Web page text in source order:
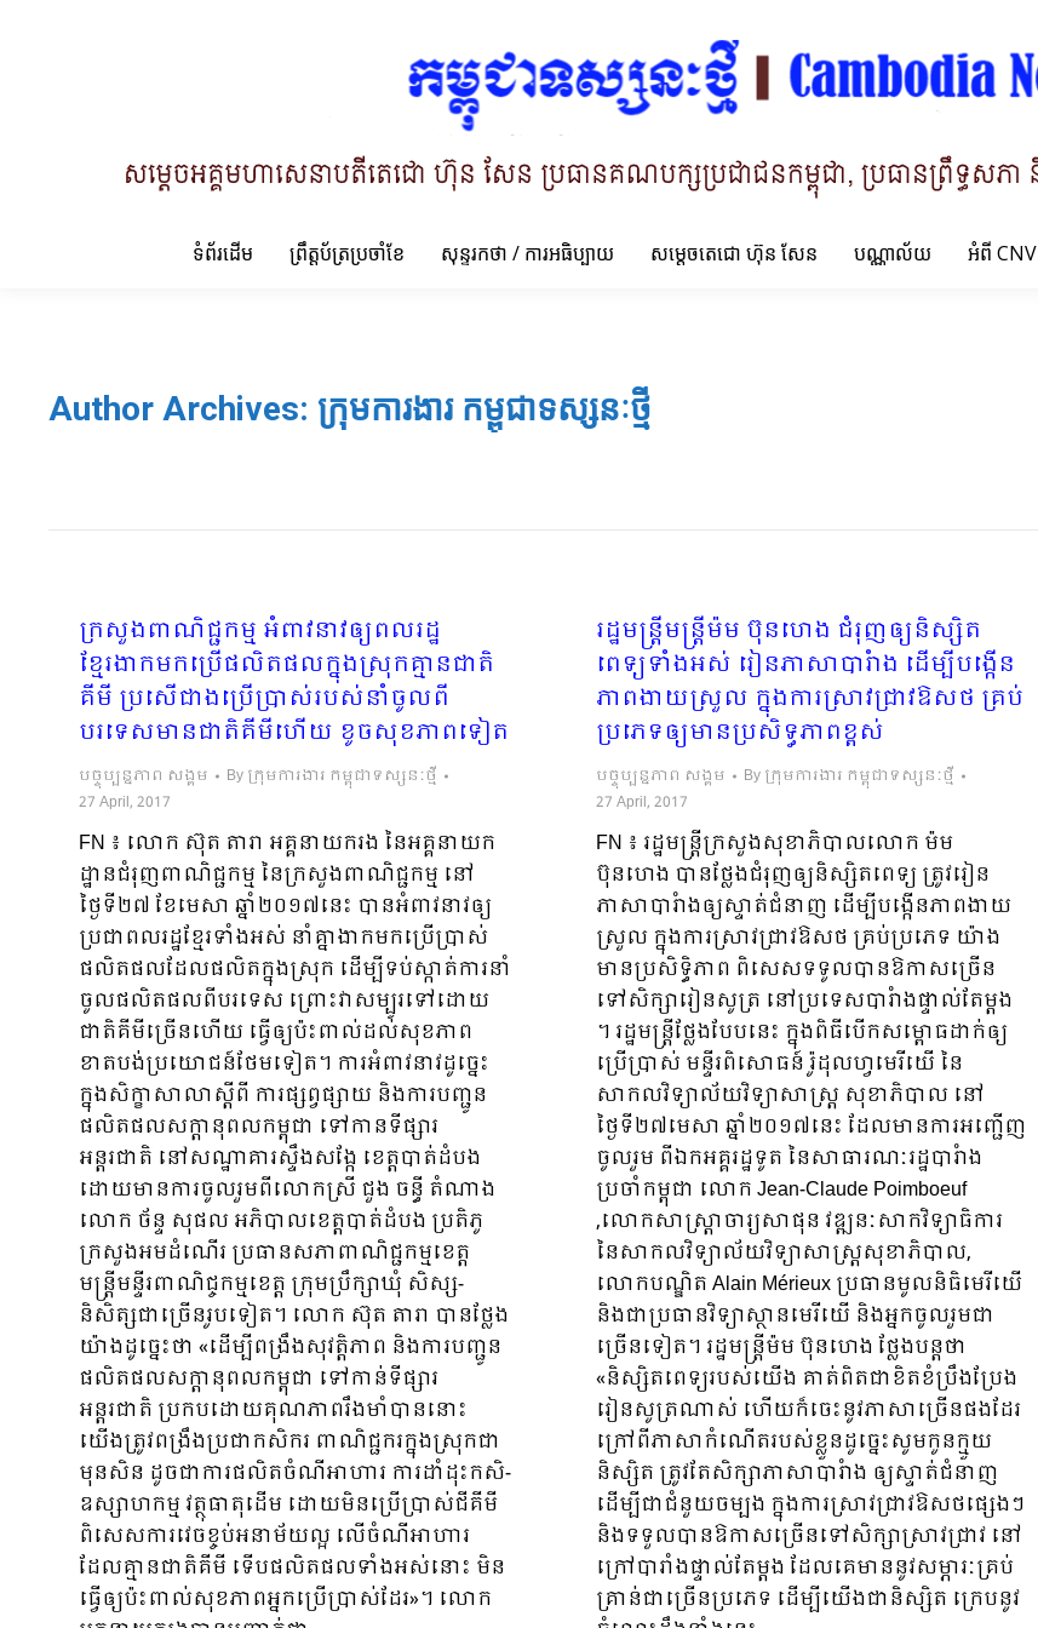
ទំព័រដើម ព្រឹត្តប័ត្រប្រចាំខែ សុន្ទរកថា / ការអធិប្បាយ សម្តេចតេជោ ហ៊ុន សែន បណ្ណាល័យ អំពី CNV
Author Archives: ក្រុមការងារ កម្ពុជាទស្សនៈថ្មី
ក្រសួងពាណិជ្ជកម្ម អំពាវនាវឲ្យពលរដ្ឋ
ខ្មែរងាកមកប្រើផលិតផលក្នុងស្រុកគ្មានជាតិ
គីមី ប្រសើជាងប្រើប្រាស់របស់នាំចូលពី
បរទេសមានជាតិគីមីហើយ ខូចសុខភាពទៀត
បច្ចុប្បន្នភាព សង្គម By ក្រុមការងារ កម្ពុជាទស្សនៈថ្មី
27 April, 2017
FN ៖ លោក ស៊ុត តារា អគ្គនាយករង នៃអគ្គនាយក
ដ្ឋានជំរុញពាណិជ្ជកម្ម នៃក្រសួងពាណិជ្ជកម្ម នៅ
ថ្ងៃទី២៧ ខែមេសា ឆ្នាំ២០១៧នេះ បានអំពាវនាវឲ្យ
ប្រជាពលរដ្ឋខ្មែរទាំងអស់ នាំគ្នាងាកមកប្រើប្រាស់
ផលិតផលដែលផលិតក្នុងស្រុក ដើម្បីទប់ស្កាត់ការនាំ
ចូលផលិតផលពីបរទេស ព្រោះវាសម្បូរទៅដោយ
ជាតិគីមីច្រើនហើយ ធ្វើឲ្យប៉ះពាល់ដល់សុខភាព
ខាតបង់ប្រយោជន៍ថែមទៀត។ ការអំពាវនាវដូច្នេះ
ក្នុងសិក្ខាសាលាស្តីពី ការផ្សព្វផ្សាយ និងការបញ្ជូន
ផលិតផលសក្តានុពលកម្ពុជា ទៅកានទីផ្សារ
អន្តរជាតិ នៅសណ្ឋាគារស្ទឹងសង្កែ ខេត្តបាត់ដំបង
ដោយមានការចូលរួមពីលោកស្រី ជួង ចន្ធី តំណាង
លោក ច័ន្ទ សុផល អភិបាលខេត្តបាត់ដំបង ប្រតិភូ
ក្រសួងអមដំណើរ ប្រធានសភាពាណិជ្ជកម្មខេត្ត
មន្រ្តីមន្ទីរពាណិជ្ចកម្មខេត្ត ក្រុមប្រឹក្សាឃុំ សិស្ស-
និសិត្សជាច្រើនរូបទៀត។ លោក ស៊ុត តារា បានថ្លែង
យ៉ាងដូច្នេះថា «ដើម្បីពង្រឹងសុវត្តិភាព និងការបញ្ជូន
ផលិតផលសក្តានុពលកម្ពុជា ទៅកាន់ទីផ្សារ
អន្តរជាតិ ប្រកបដោយគុណភាពរឹងមាំបាននោះ
យើងត្រូវពង្រឹងប្រជាកសិករ ពាណិជ្ជករក្នុងស្រុកជា
មុនសិន ដូចជាការផលិតចំណីអាហារ ការដាំដុះកសិ-
ឧស្សាហកម្ម វត្ថុធាតុដើម ដោយមិនប្រើប្រាស់ជីគីមី
ពិសេសការវេចខ្ចប់អនាម័យល្អ លើចំណីអាហារ
ដែលគ្មានជាតិគីមី ទើបផលិតផលទាំងអស់នោះ មិន
ធ្វើឲ្យប៉ះពាល់សុខភាពអ្នកប្រើប្រាស់ដែរ»។ លោក
រដ្ឋមន្ដ្រីមន្ដ្រីម៉ម ប៊ុនហេង ជំរុញឲ្យនិស្សិត​
ពេទ្យ​ទាំងអស់ រៀនភាសាបារំាង ដើម្បីបង្កើន​
ភាពងាយស្រួល ក្នុងការស្រាវជ្រាវឱសថ គ្រប់
ប្រភេទឲ្យមានប្រសិទ្ធភាពខ្ពស់
បច្ចុប្បន្នភាព សង្គម By ក្រុមការងារ កម្ពុជាទស្សនៈថ្មី
27 April, 2017
FN ៖ រដ្ឋមន្ដ្រីក្រសួងសុខាភិបាលលោក ម៉ម
ប៊ុនហេង បានថ្លែងជំរុញឲ្យនិស្សិតពេទ្យ ត្រូវរៀន
ភាសាបារំាងឲ្យស្ទាត់​ជំនាញ ដើម្បីបង្កើនភាពងាយ
ស្រួល ក្នុងការស្រាវជ្រាវឱសថ គ្រប់ប្រភេទ យ៉ាង
មានប្រសិទិ្ធភាព ពិសេសទទូលបានឱកាស​ច្រើន
ទៅសិក្សារៀនសូត្រ នៅប្រទេសបារំាងផ្ទាល់តែម្ដង
។ រដ្ឋមន្ដ្រីថ្លែងបែបនេះ ក្នុងពិធីបើកសម្ពោធដាក់ឲ្យ
ប្រើប្រាស់ មន្ទីរពិសោធន៍ រ៉ូដុលហ្វមេរីយើ នៃ
សាកលវិទ្យាល័យវិទ្យាសាស្ដ្រ សុខាភិបាល នៅ
ថ្ងៃទី២៧មេសា ឆ្នាំ២០១៧នេះ ដែលមានការអញ្ជើញ
ចូលរួម ពីឯកអគ្គរដ្ឋទូត នៃសាធារណៈរដ្ឋបារំាង
ប្រចាំកម្ពុជា លោក Jean-Claude Poimboeuf
,លោកសាស្ដ្រាចារ្យសាផុន វឌ្ឍនៈសាកវិទ្យាធិការ
នៃសាកលវិទ្យាល័យ​វិទ្យាសាស្ដ្រ​សុខាភិបាល,
លោកបណ្ឌិត Alain Mérieux ប្រធានមូលនិធិមេរីយើ
និងជាប្រធានវិទ្យាស្ថានមេរីយើ និងអ្នកចូលរួមជា
ច្រើនទៀត។ រដ្ឋមន្ដ្រីម៉ម ប៊ុនហេង ថ្លែងបន្ដថា
«និស្សិតពេទ្យរបស់យើង គាត់ពិតជាខិតខំប្រឹងប្រែង
រៀនសូត្រណាស់ ហើយក៏ចេះនូវភាសាច្រើនផងដែរ
ក្រៅពីភាសាកំណើតរបស់ខ្លួនដូច្នេះសូមកូនក្មួយ
និស្សិត ត្រូវតែសិក្សាភាសាបារំាង ឲ្យស្ទាត់ជំនាញ
ដើម្បីជាជំនួយចម្បង ក្នុងការស្រាវជ្រាវឱសថផ្សេងៗ
និងទទួលបានឱកាសច្រើនទៅសិក្សាស្រាវជ្រាវ នៅ
ក្រៅបារាំងផ្ទាល់តែម្ដង ដែលគេមាននូវសម្ភារៈគ្រប់
គ្រាន់ជាច្រើនប្រភេទ ដើម្បីយើងជានិស្សិត ក្រេបនូវ